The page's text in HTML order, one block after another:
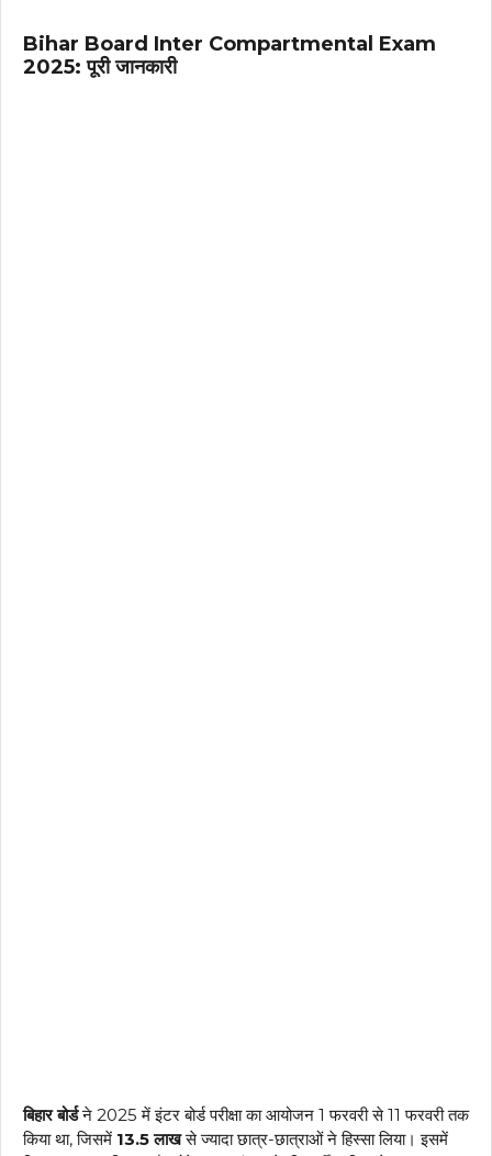
Bihar Board Inter Compartmental Exam
2025: पूरी जानकारी
बिहार बोर्डने 2025 में इंटर बोर्ड परीक्षा का आयोजन 1 फरवरी से 11 फरवरी तक
किया था, जिसमें 13.5 लाखसे ज्यादा छात्र-छात्राओं ने हिस्सा लिया। इसमें